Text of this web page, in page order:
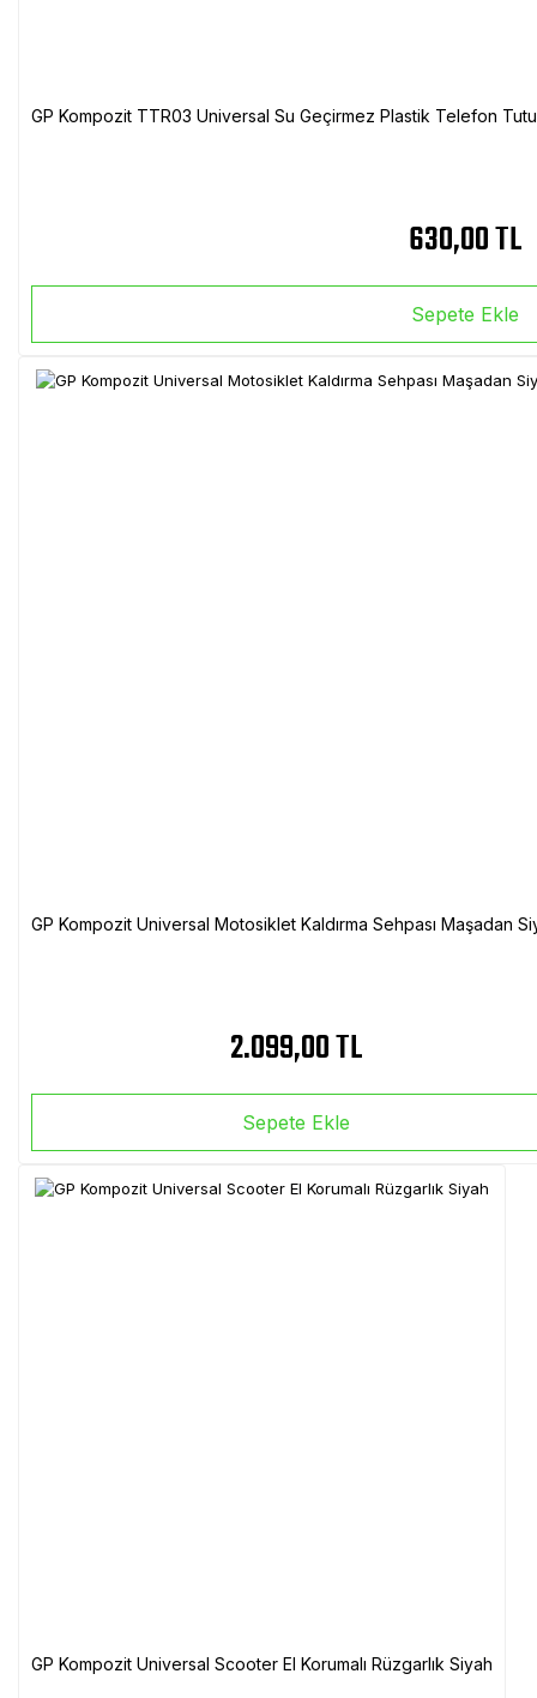
GP Kompozit TTR03 Universal Su Geçirmez Plastik Telefon
630,00 TL
Sepete Ekle
GP Kompozit Universal Motosiklet Kaldırma Sehpası Maşadan
2.099,00 TL
Sepete Ekle
GP Kompozit Universal Scooter El Korumalı Rüzgarlık Siyah